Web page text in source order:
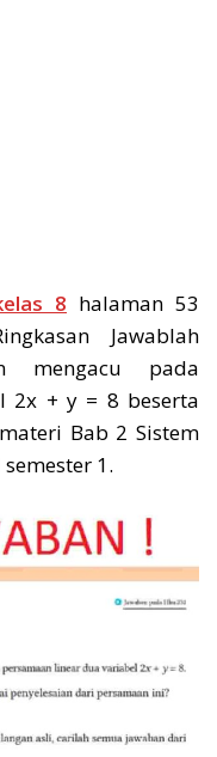
8 halaman 53
Jawablah
mengacu pada
2x + y = 8 beserta
Bab 2 Sistem
1.